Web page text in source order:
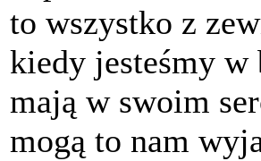
to wszystko z
kiedy jesteśmy
mają w swoim
mogą to nam